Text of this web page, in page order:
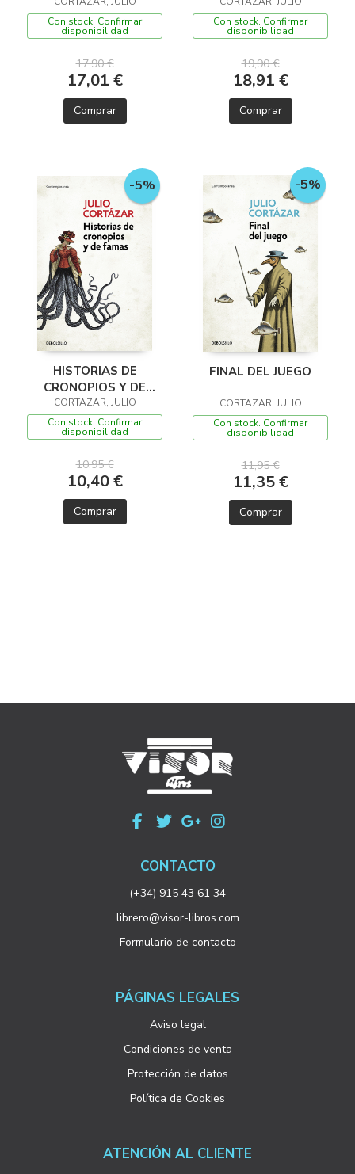
FAMAS
Con stock. Confirmar
disponibilidad
17,90 €
17,01 €
Comprar
Con stock. Confirmar
disponibilidad
19,90 €
18,91 €
Comprar
-5%
HISTORIAS DE
CRONOPIOS Y DE
FAMAS
CORTAZAR, JULIO
Con stock. Confirmar
disponibilidad
10,95 €
10,40 €
Comprar
-5%
FINAL DEL JUEGO
CORTAZAR, JULIO
Con stock. Confirmar
disponibilidad
11,95 €
11,35 €
Comprar
CONTACTO
(+34) 915 43 61 34
librero@visor-libros.com
Formulario de contacto
PÁGINAS LEGALES
Aviso legal
Condiciones de venta
Protección de datos
Política de Cookies
ATENCIÓN AL CLIENTE